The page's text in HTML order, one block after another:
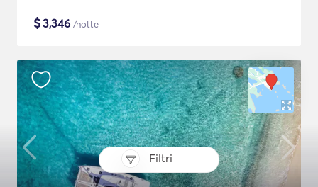
Filtri
$3,346 /notte